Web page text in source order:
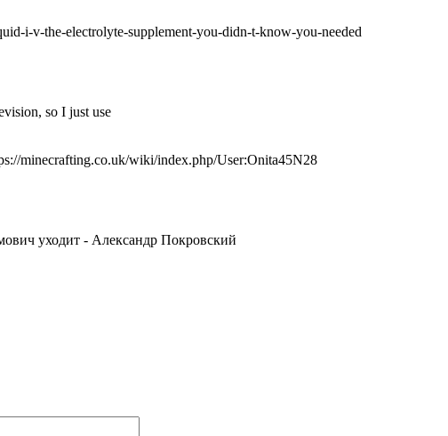
i-v-the-electrolyte-supplement-you-didn-t-know-you-needed
so I just use
minecrafting.co.uk/wiki/index.php/User:Onita45N28
уходит - Александр Покровский